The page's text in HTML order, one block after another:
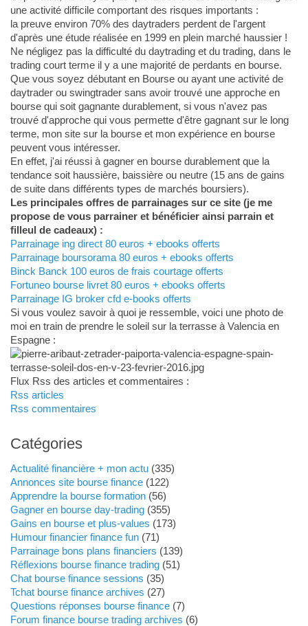
une activité difficile comportant des risques importants :
la preuve environ 70% des daytraders perdent de l'argent
d'après une étude réalisée en 1999 en plein marché haussier !
Ne négligez pas la difficulté du daytrading et du trading, dans le
trading court terme il y a une majorité de perdants en bourse.
Que vous soyez débutant en Bourse ou ayant une activité de
daytrader ou swingtrader sans avoir trouvé une approche en
bourse qui soit gagnante durablement, si vous n'avez pas
trouvé d'approche qui vous permette d'être gagnant sur le long
terme, mon site sur la bourse et mon expérience en bourse
peuvent vous intéresser.
En effet, j'ai réussi à gagner en bourse durablement que la
tendance soit haussière, baissière ou neutre (15 ans de gains
de suite dans différents types de marchés boursiers).
Les principales offres de parrainages sur ce site (je me
propose de vous parrainer et bénéficier ainsi parrain et
filleul de cadeaux) :
Parrainage ing direct 80 euros + ebooks offerts
Parrainage boursorama 80 euros + ebooks offerts
Binck Banck 100 euros de frais courtage offerts
Fortuneo bourse livret 80 euros + ebooks offerts
Parrainage IG broker cfd e-books offerts
Si vous voulez savoir à quoi je ressemble, voici une photo de
moi en train de prendre le soleil sur la terrasse à Valencia en
Espagne :
Flux Rss des articles et commentaires :
Rss articles
Rss commentaires
Catégories
Actualité financière + mon actu(335)
Annonces site bourse finance(122)
Apprendre la bourse formation(56)
Gagner en bourse day-trading(355)
Gains en bourse et plus-values (173)
Humour financier finance fun(71)
Parrainage bons plans financiers (139)
Réflexions bourse finance trading(51)
Chat bourse finance sessions (35)
Tchat bourse finance archives (27)
Questions réponses bourse finance(7)
Forum finance bourse trading archives (6)